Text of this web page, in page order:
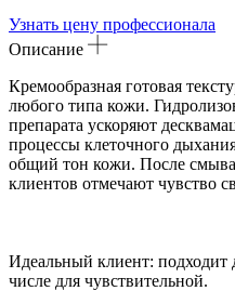
Узнать цену профессионала
Описание
Кремообразная готовая
любого типа кожи.
препарата ускоряют
процессы клеточного
общий тон кожи. После
клиентов отмечают чувство
Идеальный клиент:
числе для чувствительной.